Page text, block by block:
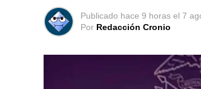
Publicado hace 9 horas el 7
Por Redacción Cronio